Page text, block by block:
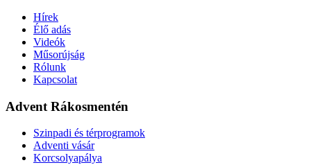
Hírek
Élő adás
Videók
Műsorújság
Rólunk
Kapcsolat
Advent Rákosmentén
Szinpadi és térprogramok
Adventi vásár
Korcsolyapálya